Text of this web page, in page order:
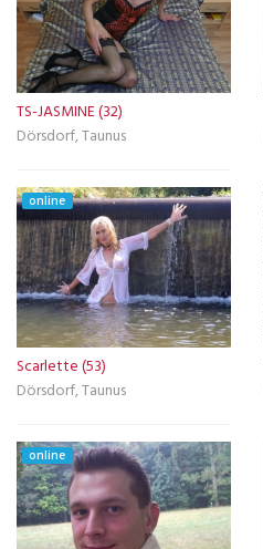
TS-JASMINE (32)
Dörsdorf, Taunus
online
Scarlette (53)
Dörsdorf, Taunus
online